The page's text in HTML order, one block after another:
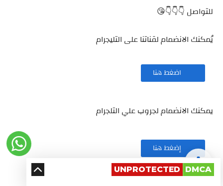
للتواصل 👇👇👇😘
يُمكنك الانضمام لقناتنا على التليجرام
اضغط هنا
يمكنك الانضمام لجروب علي التلجرام
إضغط هنا
DMCA
UNPROTECTED